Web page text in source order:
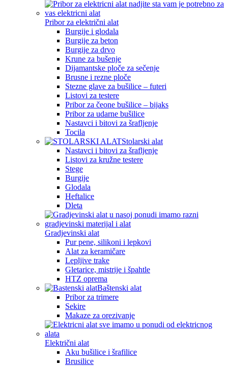
Pribor za električni alat
Burgije i glodala
Burgije za beton
Burgije za drvo
Krune za bušenje
Dijamantske ploče za sečenje
Brusne i rezne ploče
Stezne glave za bušilice – futeri
Listovi za testere
Pribor za čeone bušilice – bijaks
Pribor za udarne bušilice
Nastavci i bitovi za šrafljenje
Tocila
Stolarski alat
Nastavci i bitovi za šrafljenje
Listovi za kružne testere
Stege
Burgije
Glodala
Heftalice
Dleta
Gradjevinski alat
Pur pene, silikoni i lepkovi
Alat za keramičare
Lepljive trake
Gletarice, mistrije i špahtle
HTZ oprema
Baštenski alat
Pribor za trimere
Sekire
Makaze za orezivanje
Električni alat
Aku bušilice i šrafilice
Brusilice